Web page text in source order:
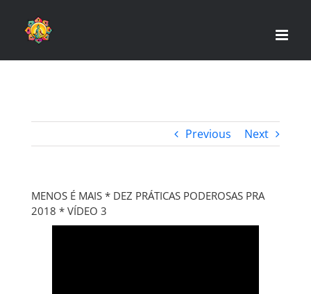
Previous Next
MENOS É MAIS * DEZ PRÁTICAS PODEROSAS PRA
2018 * VÍDEO 3